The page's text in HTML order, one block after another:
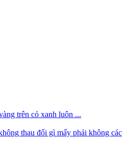
trên cỏ xanh luôn ...
thau đổi gì mấy phải không các